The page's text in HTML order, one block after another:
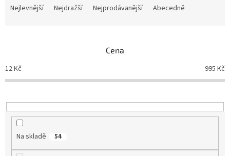
p
r
o
u
Nejlevnější Nejdražší Nejprodávanější Abecedně
Cena
12Kč 995 Kč
Na skladě 54